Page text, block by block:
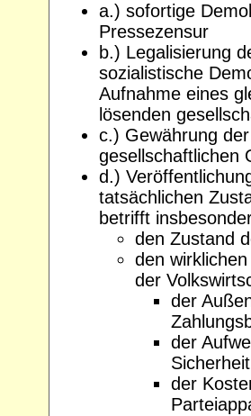
a.) sofortige
Pressezensur
b.) Legalisierung
sozialistische
Aufnahme eines
lösenden
c.) Gewährung
gesellschaftlichen
d.)
tatsächlichen
betrifft
den Zustand
den
der
der
der
Sicherheit
der